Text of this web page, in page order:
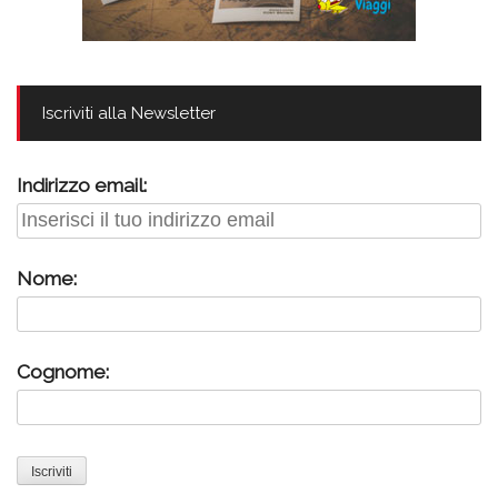
Iscriviti alla Newsletter
Indirizzo email:
Nome:
Cognome: